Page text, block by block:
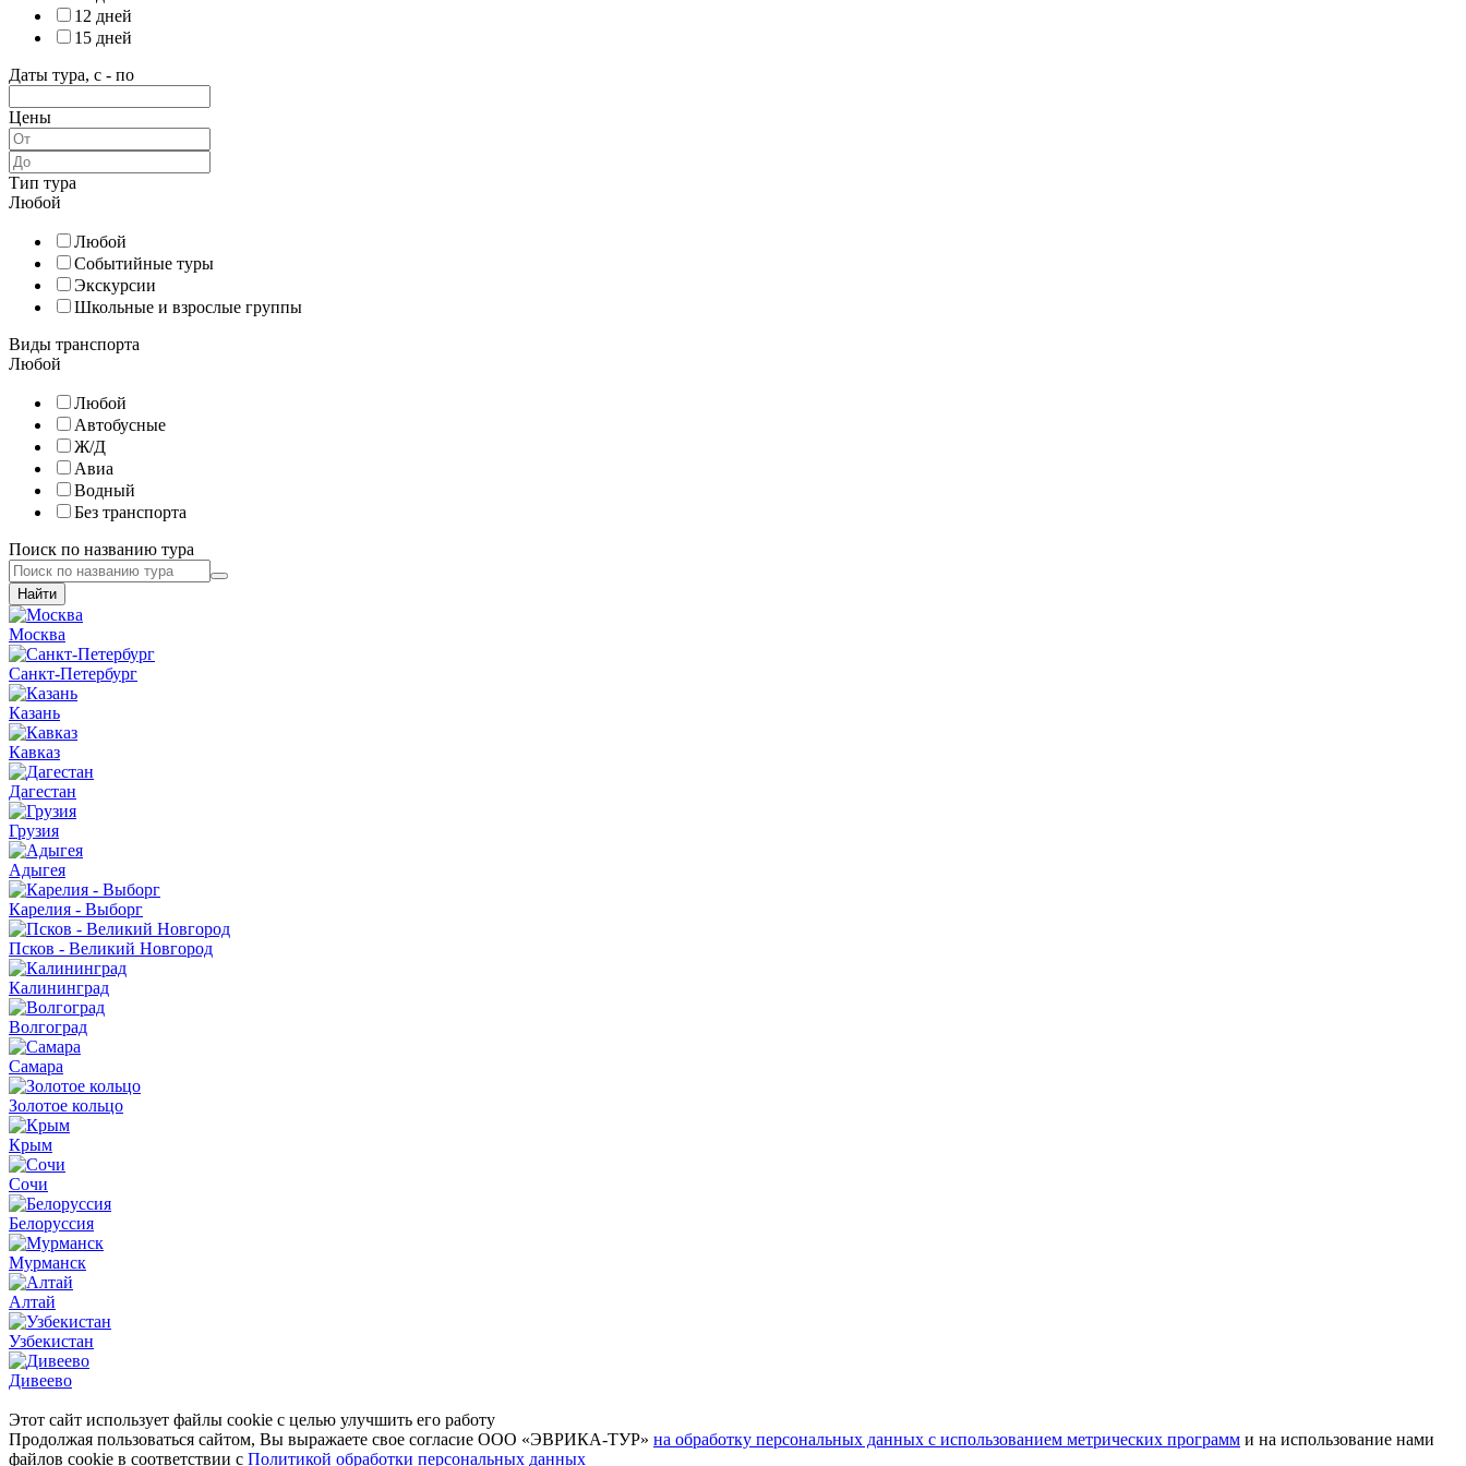
12 дней
15 дней
Даты тура, с - по
Цены
Тип тура
Любой
Любой
Событийные туры
Экскурсии
Школьные и взрослые группы
Виды транспорта
Любой
Любой
Автобусные
Ж/Д
Авиа
Водный
Без транспорта
Поиск по названию тура
Москва
Санкт-Петербург
Казань
Кавказ
Дагестан
Грузия
Адыгея
Карелия - Выборг
Псков - Великий Новгород
Калининград
Волгоград
Самара
Золотое кольцо
Крым
Сочи
Белоруссия
Мурманск
Алтай
Узбекистан
Дивеево
Этот сайт использует файлы cookie с целью улучшить его работу
Продолжая пользоваться сайтом, Вы выражаете свое согласие ООО «ЭВРИКА-ТУР» на обработку персональных данных с использованием метрических программ и на использование нами
файлов cookie в соответствии с Политикой обработки персональных данных